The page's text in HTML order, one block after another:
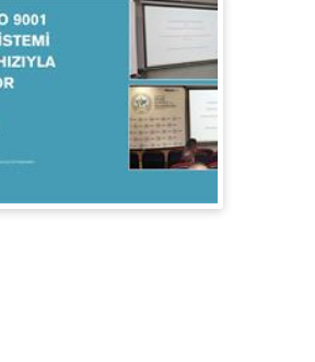
TS EN ISO 9001 Kalite Yönetim
Tüm Hızıyla Devam